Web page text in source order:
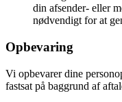
din afsender- eller
nødvendigt for at
Opbevaring
Vi opbevarer dine
fastsat på baggrund af